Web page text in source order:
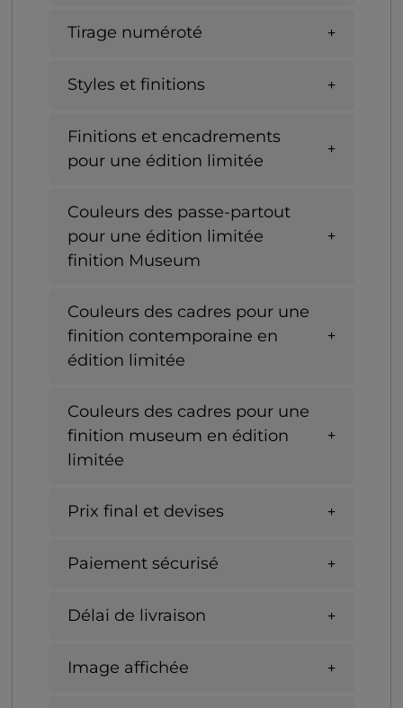
Tirage numéroté
Styles et finitions
Finitions et encadrements
pour une édition limitée
Couleurs des passe-partout
pour une édition limitée
finition Museum
Couleurs des cadres pour une
finition contemporaine en
édition limitée
Couleurs des cadres pour une
finition museum en édition
limitée
Prix final et devises
Paiement sécurisé
Délai de livraison
Image affichée